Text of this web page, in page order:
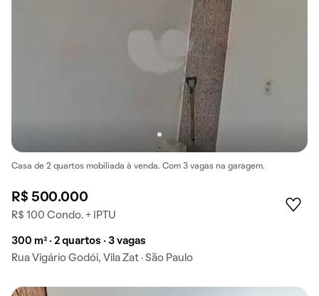
Casa de 2 quartos mobiliada à venda. Com 3 vagas na garagem.
R$ 500.000
R$ 100 Condo. + IPTU
300 m² · 2 quartos · 3 vagas
Rua Vigário Godói, Vila Zat · São Paulo